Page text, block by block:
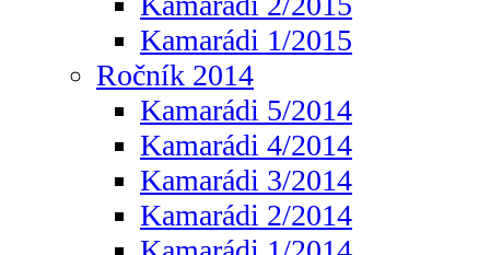
Kamarádi 1/2015
Ročník 2014
Kamarádi 5/2014
Kamarádi 4/2014
Kamarádi 3/2014
Kamarádi 2/2014